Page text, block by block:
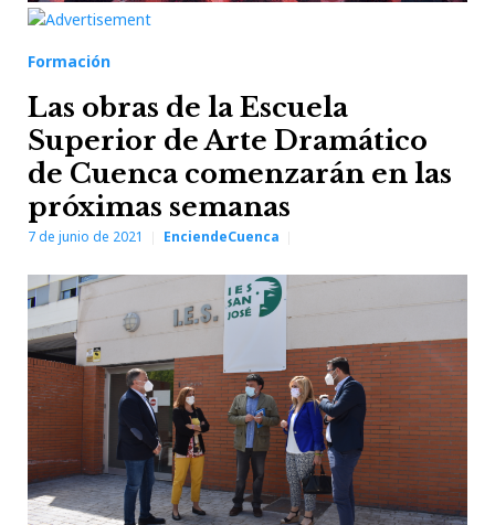
Formación
Las obras de la Escuela
Superior de Arte Dramático
de Cuenca comenzarán en las
próximas semanas
7 de junio de 2021 EnciendeCuenca